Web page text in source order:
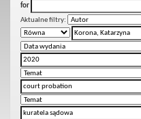
for
Aktualne filtry: